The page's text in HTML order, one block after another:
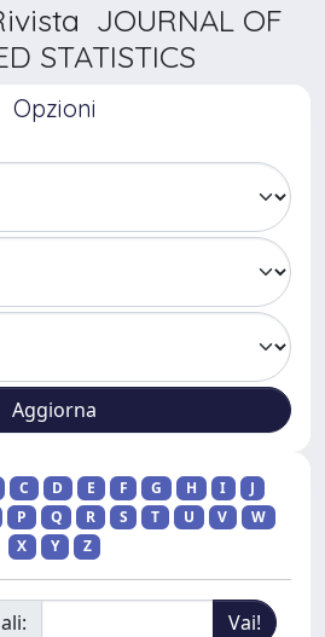
JOURNAL OF
STATISTICS
Opzioni
C D E F G H I
J
P Q R S T U V
W
X
Y Z